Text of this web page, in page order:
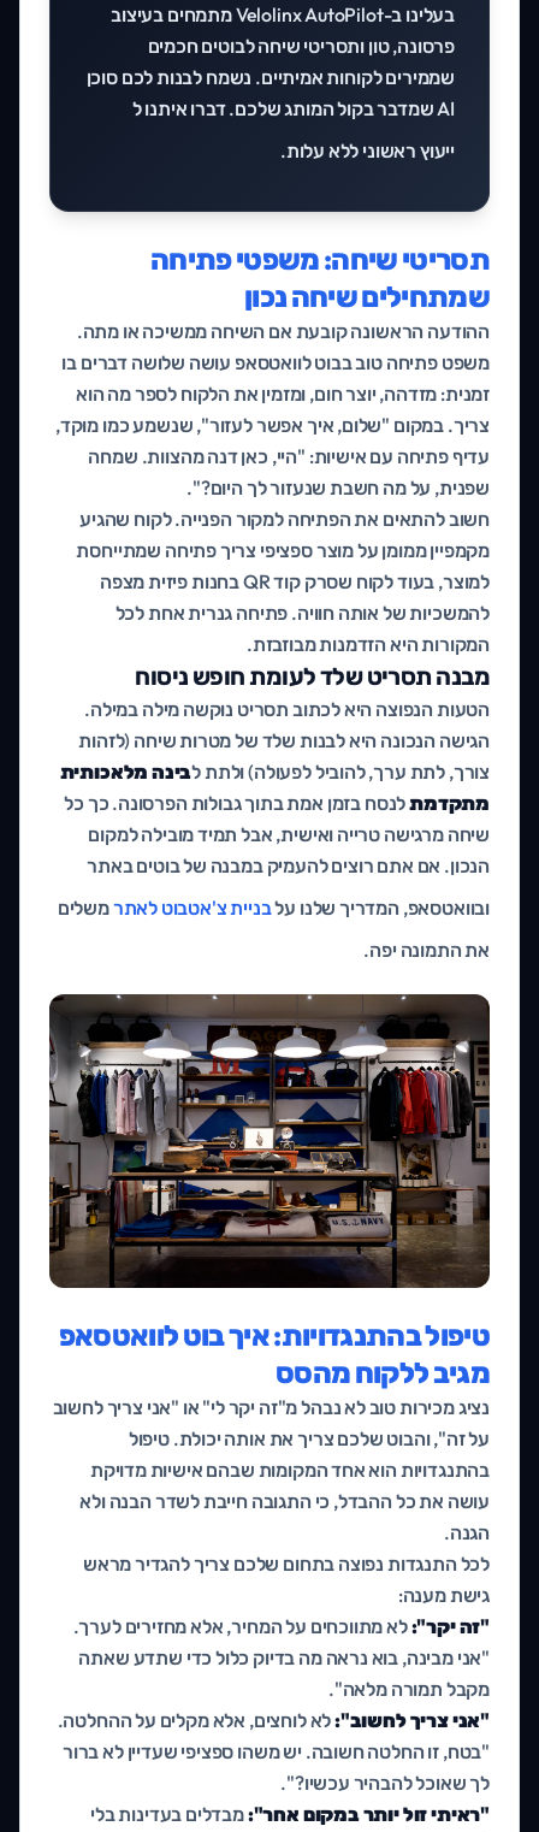
בעלינו ב-Velolinx AutoPilot מתמחים בעיצוב
פרסונה, טון ותסריטי שיחה לבוטים חכמים
שממירים לקוחות אמיתיים. נשמח לבנות לכם סוכן
AI שמדבר בקול המותג שלכם. דברו איתנו ל
ייעוץ ראשוני ללא עלות.
תסריטי שיחה: משפטי פתיחה
שמתחילים שיחה נכון
ההודעה הראשונה קובעת אם השיחה ממשיכה או מתה.
משפט פתיחה טוב בבוט לוואטסאפ עושה שלושה דברים בו
זמנית: מזדהה, יוצר חום, ומזמין את הלקוח לספר מה הוא
צריך. במקום "שלום, איך אפשר לעזור", שנשמע כמו מוקד,
עדיף פתיחה עם אישיות: "היי, כאן דנה מהצוות. שמחה
שפנית, על מה חשבת שנעזור לך היום?".
חשוב להתאים את הפתיחה למקור הפנייה. לקוח שהגיע
מקמפיין ממומן על מוצר ספציפי צריך פתיחה שמתייחסת
למוצר, בעוד לקוח שסרק קוד QR בחנות פיזית מצפה
להמשכיות של אותה חוויה. פתיחה גנרית אחת לכל
המקורות היא הזדמנות מבוזבזת.
מבנה תסריט שלד לעומת חופש ניסוח
הטעות הנפוצה היא לכתוב תסריט נוקשה מילה במילה.
הגישה הנכונה היא לבנות שלד של מטרות שיחה (לזהות
צורך, לתת ערך, להוביל לפעולה) ולתת לבינה מלאכותית
מתקדמתלנסח בזמן אמת בתוך גבולות הפרסונה. כך כל
שיחה מרגישה טרייה ואישית, אבל תמיד מובילה למקום
הנכון. אם אתם רוצים להעמיק במבנה של בוטים באתר
ובוואטסאפ, המדריך שלנו עלבניית צ'אטבוט לאתרמשלים
את התמונה יפה.
טיפול בהתנגדויות: איך בוט לוואטסאפ
מגיב ללקוח מהסס
נציג מכירות טוב לא נבהל מ"זה יקר לי" או "אני צריך לחשוב
על זה", והבוט שלכם צריך את אותה יכולת. טיפול
בהתנגדויות הוא אחד המקומות שבהם אישיות מדויקת
עושה את כל ההבדל, כי התגובה חייבת לשדר הבנה ולא
הגנה.
לכל התנגדות נפוצה בתחום שלכם צריך להגדיר מראש
גישת מענה:
"זה יקר":לא מתווכחים על המחיר, אלא מחזירים לערך.
"אני מבינה, בוא נראה מה בדיוק כלול כדי שתדע שאתה
מקבל תמורה מלאה".
"אני צריך לחשוב":לא לוחצים, אלא מקלים על ההחלטה.
"בטח, זו החלטה חשובה. יש משהו ספציפי שעדיין לא ברור
לך שאוכל להבהיר עכשיו?".
"ראיתי זול יותר במקום אחר":מבדלים בעדינות בלי